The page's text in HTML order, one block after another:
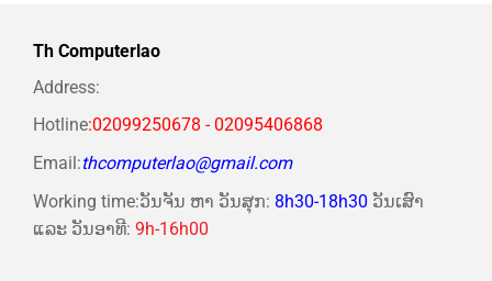
Th Computerlao
Address:
Hotline:02099250678 - 02095406868
Email:thcomputerlao@gmail.com
Working time:ວັນຈັນ ຫາ ວັນສຸກ: 8h30-18h30 ວັນເສົາ
ແລະ ວັນອາທີ: 9h-16h00